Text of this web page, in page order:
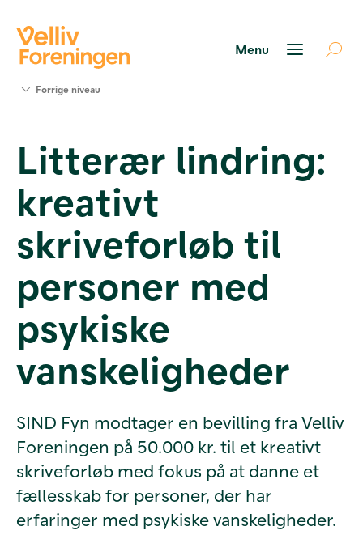
Værktøjer
og viden
Om Velliv
Foreningen
os
Forrige niveau
Litterær lindring:
kreativt
skriveforløb til
personer med
psykiske
vanskeligheder
SIND Fyn modtager en bevilling fra Velliv
Foreningen på 50.000 kr. til et kreativt
skriveforløb med fokus på at danne et
fællesskab for personer, der har
erfaringer med psykiske vanskeligheder.